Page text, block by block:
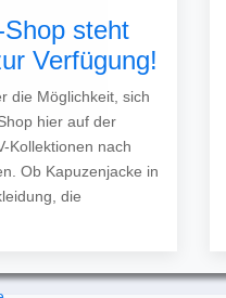
steht
Verfügung!
die Möglichkeit, sich
hier auf der
Kollektionen nach
Ob Kapuzenjacke in
die